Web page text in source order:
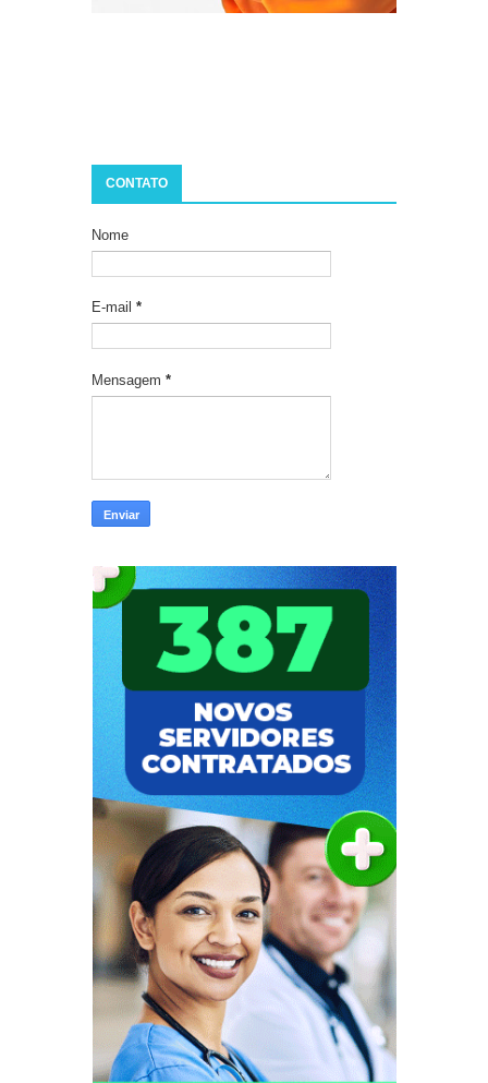
CONTATO
Nome
E-mail *
Mensagem *